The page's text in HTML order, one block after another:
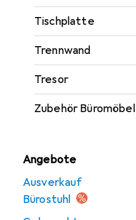
Tischplatte
Trennwand
Tresor
Zubehör Büromöbel
Angebote
Ausverkauf
Bürostuhl